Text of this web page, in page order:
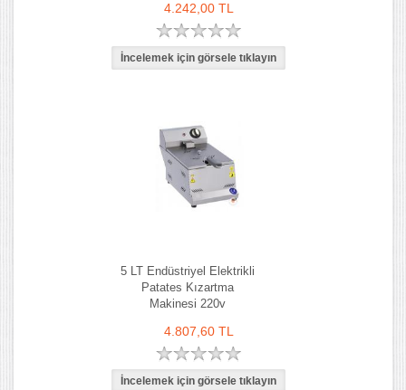
4.242,00 TL
5 LT Endüstriyel Elektrikli
Patates Kızartma
Makinesi 220v
4.807,60 TL